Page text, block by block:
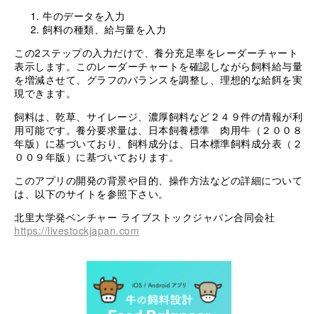
牛のデータを入力
飼料の種類、給与量を入力
この2ステップの入力だけで、養分充足率をレーダーチャート
表示します。このレーダーチャートを確認しながら飼料給与量
を増減させて、グラフのバランスを調整し、理想的な給餌を実
現できます。
飼料は、乾草、サイレージ、濃厚飼料など２４９件の情報が利
用可能です。養分要求量は、日本飼養標準 肉用牛（２００８
年版）に基づいており、飼料成分は、日本標準飼料成分表（２
００９年版）に基づいております。
このアプリの開発の背景や目的、操作方法などの詳細について
は、以下のサイトを参照下さい。
北里大学発ベンチャー ライブストックジャパン合同会社
https://livestockjapan.com